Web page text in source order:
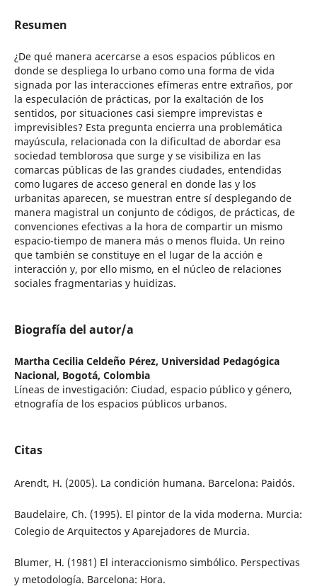
Resumen
¿De qué manera acercarse a esos espacios públicos en
donde se despliega lo urbano como una forma de vida
signada por las interacciones efímeras entre extraños, por
la especulación de prácticas, por la exaltación de los
sentidos, por situaciones casi siempre imprevistas e
imprevisibles? Esta pregunta encierra una problemática
mayúscula, relacionada con la dificultad de abordar esa
sociedad temblorosa que surge y se visibiliza en las
comarcas públicas de las grandes ciudades, entendidas
como lugares de acceso general en donde las y los
urbanitas aparecen, se muestran entre sí desplegando de
manera magistral un conjunto de códigos, de prácticas, de
convenciones efectivas a la hora de compartir un mismo
espacio-tiempo de manera más o menos fluida. Un reino
que también se constituye en el lugar de la acción e
interacción y, por ello mismo, en el núcleo de relaciones
sociales fragmentarias y huidizas.
Biografía del autor/a
Martha Cecilia Celdeño Pérez, Universidad Pedagógica
Nacional, Bogotá, Colombia
Líneas de investigación: Ciudad, espacio público y género,
etnografía de los espacios públicos urbanos.
Citas
Arendt, H. (2005). La condición humana. Barcelona: Paidós.
Baudelaire, Ch. (1995). El pintor de la vida moderna. Murcia:
Colegio de Arquitectos y Aparejadores de Murcia.
Blumer, H. (1981) El interaccionismo simbólico. Perspectivas
y metodología. Barcelona: Hora.